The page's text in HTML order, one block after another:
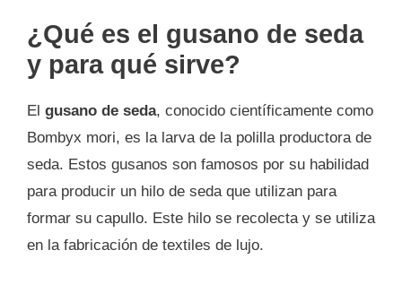
¿Qué es el gusano de seda
y para qué sirve?
El gusano de seda, conocido científicamente como
Bombyx mori, es la larva de la polilla productora de
seda. Estos gusanos son famosos por su habilidad
para producir un hilo de seda que utilizan para
formar su capullo. Este hilo se recolecta y se utiliza
en la fabricación de textiles de lujo.